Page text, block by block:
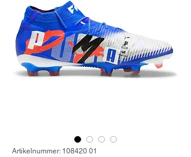
Artikelnummer: 108420 01